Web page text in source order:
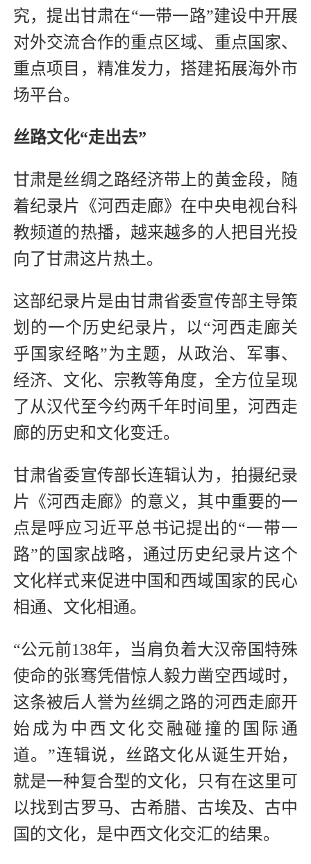
究，提出甘肃在“一带一路”建设中开展
对外交流合作的重点区域、重点国家、
重点项目，精准发力，搭建拓展海外市
场平台。
丝路文化“走出去”
甘肃是丝绸之路经济带上的黄金段，随
着纪录片《河西走廊》在中央电视台科
教频道的热播，越来越多的人把目光投
向了甘肃这片热土。
这部纪录片是由甘肃省委宣传部主导策
划的一个历史纪录片，以“河西走廊关
乎国家经略”为主题，从政治、军事、
经济、文化、宗教等角度，全方位呈现
了从汉代至今约两千年时间里，河西走
廊的历史和文化变迁。
甘肃省委宣传部长连辑认为，拍摄纪录
片《河西走廊》的意义，其中重要的一
点是呼应习近平总书记提出的“一带一
路”的国家战略，通过历史纪录片这个
文化样式来促进中国和西域国家的民心
相通、文化相通。
“公元前138年，当肩负着大汉帝国特殊
使命的张骞凭借惊人毅力凿空西域时，
这条被后人誉为丝绸之路的河西走廊开
始成为中西文化交融碰撞的国际通
道。”连辑说，丝路文化从诞生开始，
就是一种复合型的文化，只有在这里可
以找到古罗马、古希腊、古埃及、古中
国的文化，是中西文化交汇的结果。